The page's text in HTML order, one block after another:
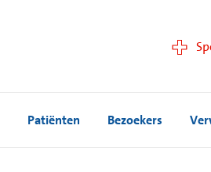
Patiënten Bezoekers